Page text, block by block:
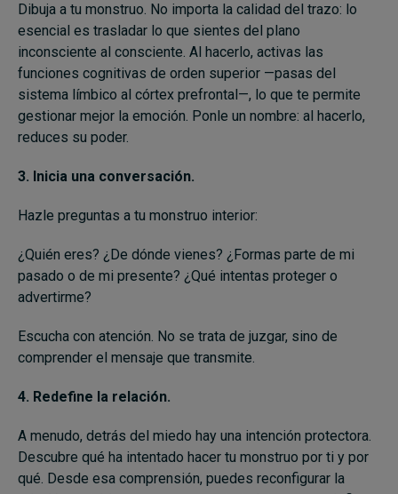
Dibuja a tu monstruo. No importa la calidad del trazo: lo
esencial es trasladar lo que sientes del plano
inconsciente al consciente. Al hacerlo, activas las
funciones cognitivas de orden superior —pasas del
sistema límbico al córtex prefrontal—, lo que te permite
gestionar mejor la emoción. Ponle un nombre: al hacerlo,
reduces su poder.
3. Inicia una conversación.
Hazle preguntas a tu monstruo interior:
¿Quién eres? ¿De dónde vienes? ¿Formas parte de mi
pasado o de mi presente? ¿Qué intentas proteger o
advertirme?
Escucha con atención. No se trata de juzgar, sino de
comprender el mensaje que transmite.
4. Redefine la relación.
A menudo, detrás del miedo hay una intención protectora.
Descubre qué ha intentado hacer tu monstruo por ti y por
qué. Desde esa comprensión, puedes reconfigurar la